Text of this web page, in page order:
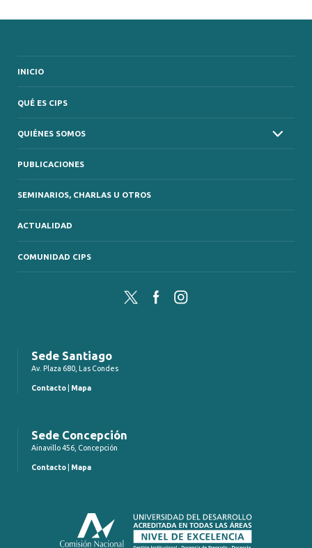
INICIO
QUÉ ES CIPS
QUIÉNES SOMOS
PUBLICACIONES
SEMINARIOS, CHARLAS U OTROS
ACTUALIDAD
COMUNIDAD CIPS
Twitter FacebookInstagram
Sede Santiago
Av. Plaza 680, Las Condes
Contacto Mapa
Sede Concepción
Ainavillo 456, Concepción
Contacto Mapa